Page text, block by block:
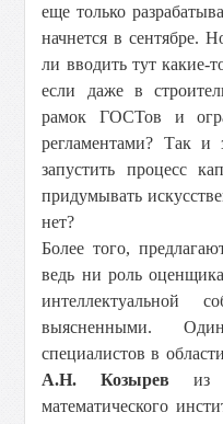
еще только
начнется в сентябре.
ли вводить тут какие-
если даже в
рамок ГОСТов и
регламентами? Так и
запустить процесс
придумывать
нет?
Более того,
ведь ни роль
интеллектуальной
выясненными.
специалистов в
А.Н. Козырев из
математического